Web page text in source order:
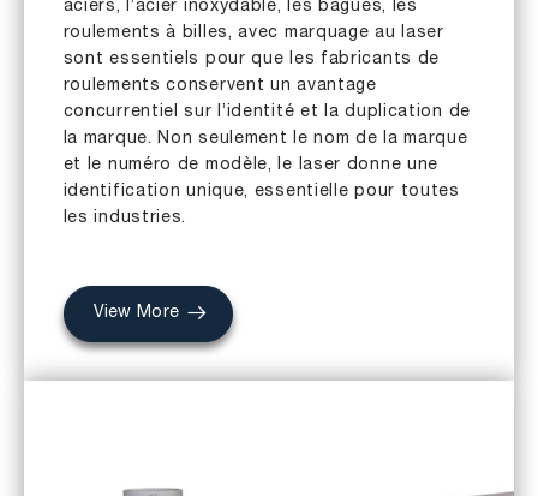
aciers, l’acier inoxydable, les bagues, les
roulements à billes, avec marquage au laser
sont essentiels pour que les fabricants de
roulements conservent un avantage
concurrentiel sur l’identité et la duplication de
la marque. Non seulement le nom de la marque
et le numéro de modèle, le laser donne une
identification unique, essentielle pour toutes
les industries.
View More